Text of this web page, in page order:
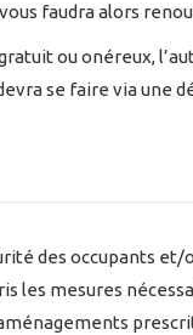
vous faudra alors
ou onéreux,
se faire via une
des occupants et/
mesures